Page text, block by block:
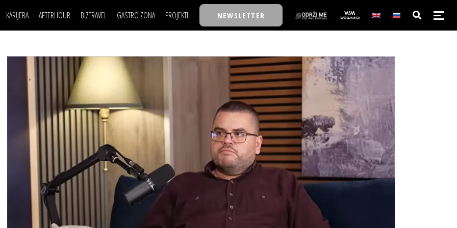
KARIJERA
MOJ UGAO
USAVRŠAVANJE
KNOW-HOW
AFTERHOUR
AUTO SVET
STIL
WELLBEING
BIZTRAVEL GASTRO ZONA PROJEKTI
BACK TO OFFICE/SCHOOL
BIZBENDOVI
BIZKOLEGIJUM
BMW BIZNIS LIGA
BIZLIFE WEEK
IZJAVA GODINE
NEWSLETTER
POSAO
MOJ UGAO
FILM I SCENA
AUTO SVET
WELLBEING
NAJKOLEGA
30 ISPOD 30
BACK TO OFFICE/SCHOOL
BIZKOLEGIJUM
BMW BIZNIS LIGA
BIZLIFE WEEK
IZJAVA GODINE